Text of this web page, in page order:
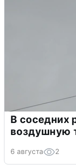
В соседних
воздушную
6 августа 2